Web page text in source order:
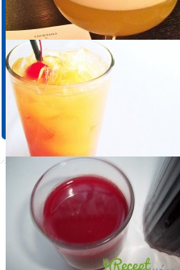
Energia
93 kcal
0,3 g
Koleszterin
0 mg
Szénhidrát
22,4 g
Cukor
21,6 g
Fehérje